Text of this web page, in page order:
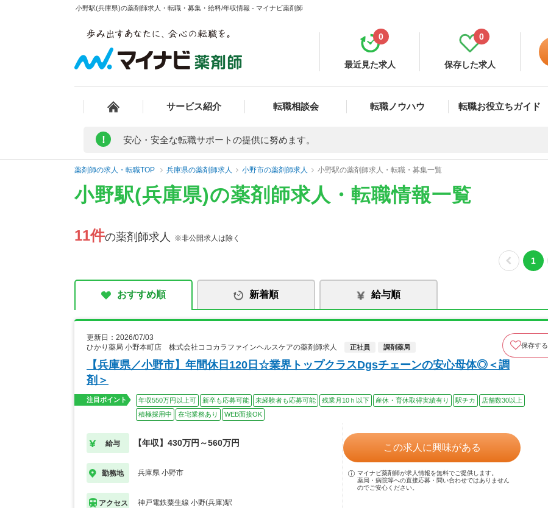
小野駅(兵庫県)の薬剤師求人・転職・募集・給料/年収情報 - マイナビ薬剤師
最近見た求人
0
保存した求人
0
サービス紹介 転職相談会 転職ノウハウ 転職お役立ちガイド
! 安心・安全な転職サポートの提供に努めます。
薬剤師の求人・転職TOP 兵庫県の薬剤師求人 小野市の薬剤師求人 小野駅の薬剤師求人・転職・募集一覧
小野駅(兵庫県)の薬剤師求人・転職情報一覧
11件の薬剤師求人 ※非公開求人は除く
1
おすすめ順 新着順 給与順
更新日：2026/07/03
ひかり薬局 小野本町店 株式会社ココカラファインヘルスケアの薬剤師求人
正社員 調剤薬局 保存する
【兵庫県／小野市】年間休日120日☆業界トップクラスDgsチェーンの安心母体◎＜調
剤＞
注目ポイント 年収550万円以上可 新卒も応募可能 未経験者も応募可能 残業月10ｈ以下 産休・育休取得実績有り 駅チカ
店舗数30以上
積極採用中
在宅業務あり WEB面接OK
給与 【年収】430万円～560万円
勤務地 兵庫県 小野市
アクセス 神戸電鉄粟生線 小野(兵庫)駅
この求人に興味がある
マイナビ薬剤師が求人情報を無料でご提供します。
薬局・病院等への直接応募・問い合わせではありません
のでご安心ください。